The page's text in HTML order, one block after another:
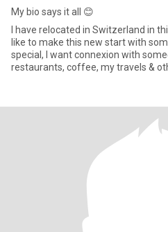
My bio says it all 😊
I have relocated in Switzerland in
like to make this new start with
special, I want connexion with
restaurants, coffee, my travels &